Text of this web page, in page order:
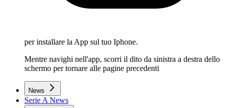
per installare la App sul tuo Iphone.
Mentre navighi nell'app, scorri il dito da sinistra a destra dello
schermo per tornare alle pagine precedenti
News
Serie A News